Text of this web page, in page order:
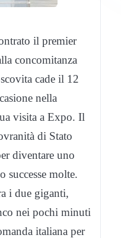
il premier
concomitanza
cade il 12
nella
visita a Expo. Il
di Stato
diventare uno
successe molte.
i due giganti,
nei pochi minuti
italiana per